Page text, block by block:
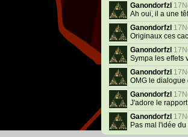
Ganondorfzl
Ah oui, il a une
Ganondorfzl
Originaux ces
Ganondorfzl
Sympa les effets
Ganondorfzl
OMG le dialogue
Ganondorfzl
J'adore le
Ganondorfzl
Pas mal l'idée